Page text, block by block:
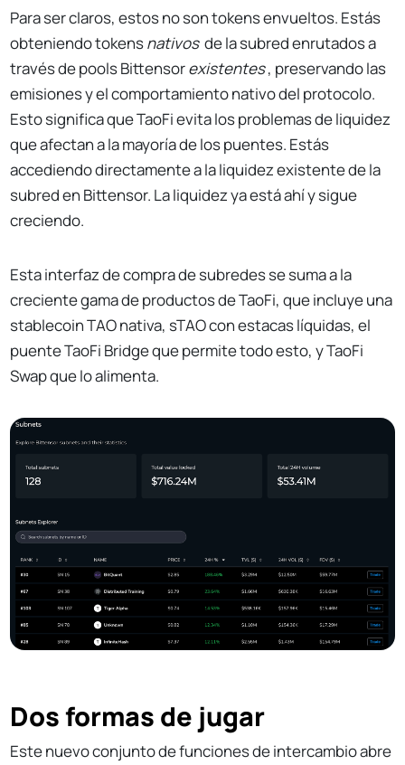
Para ser claros, estos no son tokens envueltos. Estás
obteniendo tokensnativos de la subred enrutados a
través de pools Bittensorexistentes, preservando las
emisiones y el comportamiento nativo del protocolo.
Esto significa que TaoFi evita los problemas de liquidez
que afectan a la mayoría de los puentes. Estás
accediendo directamente a la liquidez existente de la
subred en Bittensor. La liquidez ya está ahí y sigue
creciendo.
Esta interfaz de compra de subredes se suma a la
creciente gama de productos de TaoFi, que incluye una
stablecoin TAO nativa, sTAO con estacas líquidas, el
puente TaoFi Bridge que permite todo esto, y TaoFi
Swap que lo alimenta.
Dos formas de jugar
Este nuevo conjunto de funciones de intercambio abre